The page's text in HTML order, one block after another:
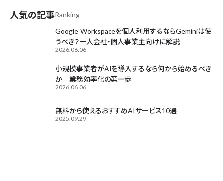
人気の記事Ranking
Google Workspaceを個人利用するならGeminiは使
うべき？一人会社・個人事業主向けに解説
2026.06.06
小規模事業者がAIを導入するなら何から始めるべき
か｜業務効率化の第一歩
2026.06.06
無料から使えるおすすめAIサービス10選
2025.09.29